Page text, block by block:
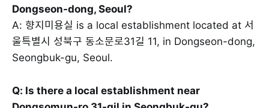
Dongseon-dong, Seoul?
A: 향지미용실 is a local establishment located at 서
울특별시 성북구 동소문로31길 11, in Dongseon-dong,
Seongbuk-gu, Seoul.
Q: Is there a local establishment near